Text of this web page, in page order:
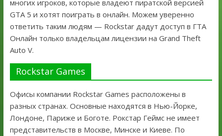
многих игроков, которые владеют пиратской версией
GTA 5 и хотят поиграть в онлайн. Можем уверенно
ответить таким людям — Rockstar дадут доступ в ГТА
Онлайн только владельцам лицензии на Grand Theft
Auto V.
Rockstar Games
Офисы компании Rockstar Games расположены в
разных странах. Основные находятся в Нью-Йорке,
Лондоне, Париже и Боготе. Рокстар Геймс не имеет
представительств в Москве, Минске и Киеве. По